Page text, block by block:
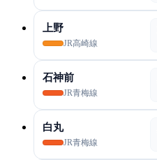
上野
JR高崎線
石神前
JR青梅線
白丸
JR青梅線